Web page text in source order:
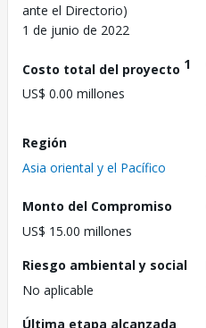
ante el Directorio)
1 de junio de 2022
Costo total del proyecto 1
US$ 0.00 millones
Región
Asia oriental y el Pacífico
Monto del Compromiso
US$ 15.00 millones
Riesgo ambiental y social
No aplicable
Última etapa alcanzada